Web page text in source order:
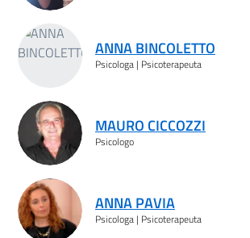
ANNA BINCOLETTO
Psicologa | Psicoterapeuta
MAURO CICCOZZI
Psicologo
ANNA PAVIA
Psicologa | Psicoterapeuta